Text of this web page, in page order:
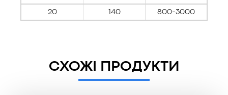
20 140 800-3000
СХОЖІ ПРОДУКТИ